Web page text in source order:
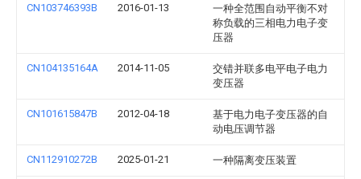
CN103746393B 2016-01-13
一种全范围自动平衡不对
称负载的三相电力电子变
压器
CN104135164A 2014-11-05
交错并联多电平电子电力
变压器
CN101615847B 2012-04-18
基于电力电子变压器的自
动电压调节器
CN112910272B 2025-01-21 一种隔离变压装置